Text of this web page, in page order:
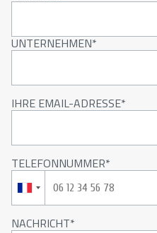
UNTERNEHMEN
IHRE EMAIL-ADRESSE
TELEFONNUMMER
NACHRICHT